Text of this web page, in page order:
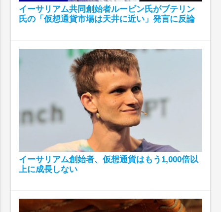
イーサリアム共同創始者ルービン氏がブテリン
氏の「仮想通貨市場は天井に近い」発言に反論
イーサリアム創始者、仮想通貨はもう1,000倍以
上に成長しない